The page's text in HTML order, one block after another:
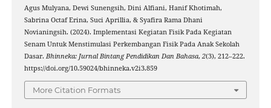
Agus Mulyana, Dewi Sunengsih, Dini Alfiani, Hanif Khotimah,
Sabrina Octaf Erina, Suci Aprillia, & Syafira Rama Dhani
Novianingsih. (2024). Implementasi Kegiatan Fisik Pada Kegiatan
Senam Untuk Menstimulasi Perkembangan Fisik Pada Anak Sekolah
Dasar. Bhinneka: Jurnal Bintang Pendidikan Dan Bahasa, 2(3), 212–222.
https://doi.org/10.59024/bhinneka.v2i3.859
More Citation Formats